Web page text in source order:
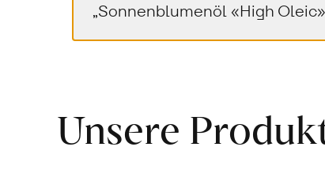
„Sonnenblumenöl «High
Unsere